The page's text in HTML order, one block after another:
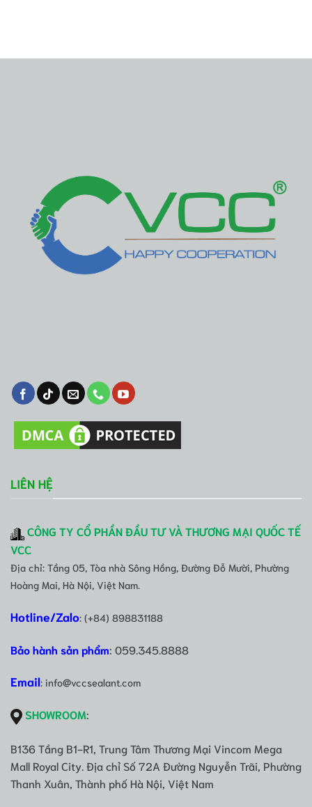
LIÊN HỆ
CÔNG TY CỔ PHẦN ĐẦU TƯ VÀ THƯƠNG MẠI QUỐC TẾ
VCC
Địa chỉ: Tầng 05, Tòa nhà Sông Hồng, Đường Đỗ Mười, Phường
Hoàng Mai, Hà Nội, Việt Nam.
Hotline/Zalo: (+84) 898831188
Bảo hành sản phẩm: 059.345.8888
Email: info@vccsealant.com
SHOWROOM:
B136 Tầng B1-R1, Trung Tâm Thương Mại Vincom Mega
Mall Royal City. Địa chỉ Số 72A Đường Nguyễn Trãi, Phường
Thanh Xuân, Thành phố Hà Nội, Việt Nam